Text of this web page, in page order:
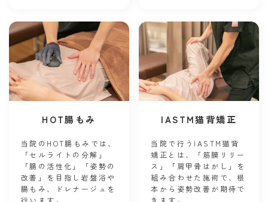
HOT腸もみ
当院のHOT腸もみでは、
「セルライトの分解」
「腸の活性化」「姿勢の
改善」を目指し岩盤浴や
腸もみ、ドレナージュを
IASTM猫背矯正
当院で行うIASTM猫背
矯正とは、「筋膜リリー
ス」「肩甲骨はがし」を
組み合わせた施術で、根
本から姿勢改善が期待で